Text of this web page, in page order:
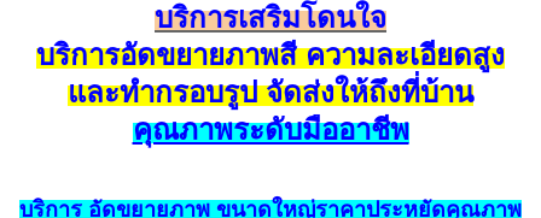
บริการเสริมโดนใจ
บริการอัดขยายภาพสี ความละเอียดสูง
และทำกรอบรูป จัดส่งให้ถึงที่บ้าน
คุณภาพระดับมืออาชีพ
บริการ อัดขยายภาพ ขนาดใหญ่ราคาประหยัดคุณภาพ